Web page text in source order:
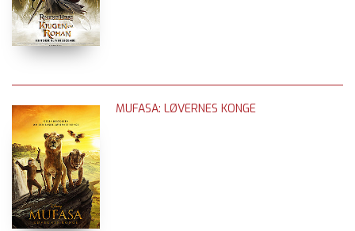
MUFASA: LØVERNES KONGE